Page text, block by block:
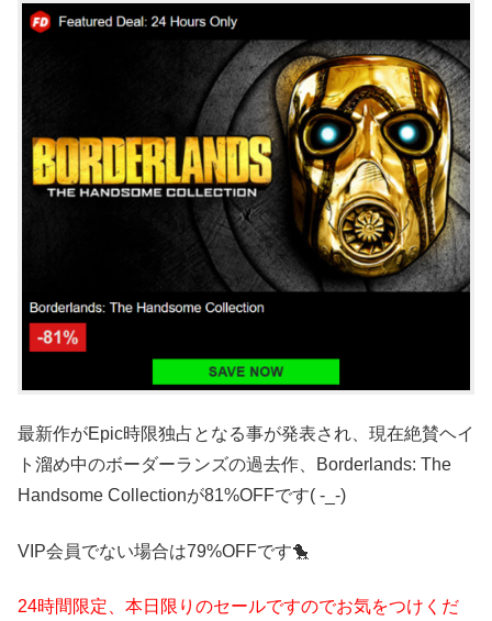
最新作がEpic時限独占となる事が発表され、現在絶賛ヘイ
ト溜め中のボーダーランズの過去作、Borderlands: The
Handsome Collectionが81%OFFです( -_-)
VIP会員でない場合は79%OFFです🐤
24時間限定、本日限りのセールですのでお気をつけくだ